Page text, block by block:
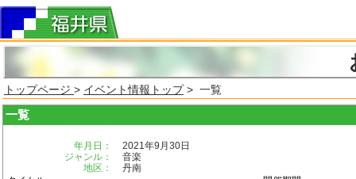
トップページ > イベント情報トップ> 一覧
一覧
年月日：
2021年9月30日
ジャンル：
音楽
地区：
丹南